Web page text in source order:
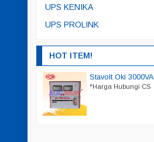
UPS APC
UPS EATON
UPS KENIKA
UPS PROLINK
HOT ITEM!
Stavolt Oki 3000VA
*Harga Hubungi CS